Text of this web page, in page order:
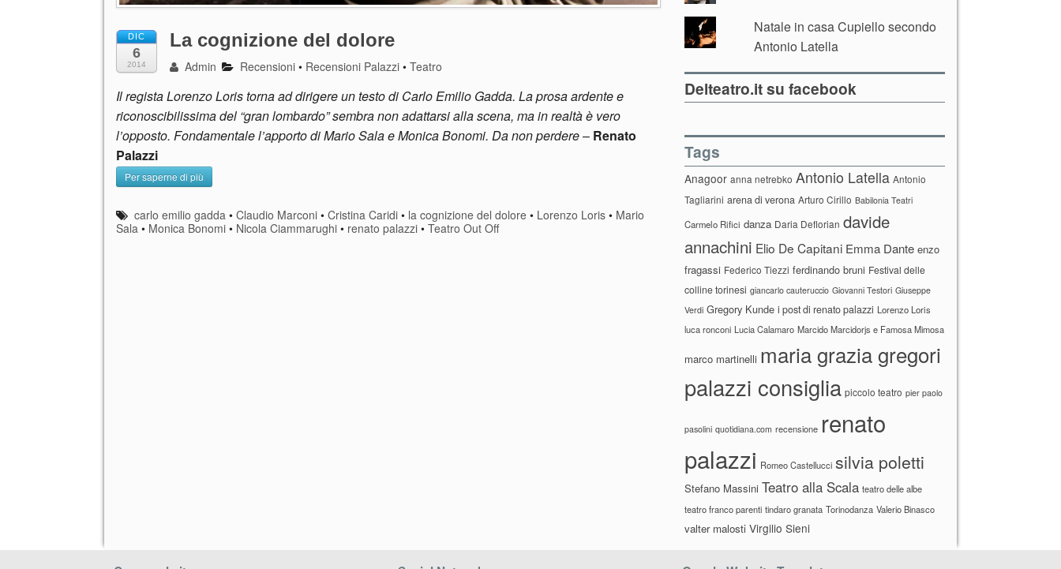
DIC
6
2014
La cognizione del dolore
Admin Recensioni • Recensioni Palazzi •Teatro
Il regista Lorenzo Loris torna ad dirigere un testo di Carlo Emilio Gadda. La prosa ardente e
riconoscibilissima del “gran lombardo” sembra non adattarsi alla scena, ma in realtà è vero
l’opposto. Fondamentale l’apporto di Mario Sala e Monica Bonomi. Da non perdere– Renato
Palazzi
Per saperne di più
carlo emilio gadda •Claudio Marconi •Cristina Caridi • la cognizione del dolore • Lorenzo Loris • Mario
Sala • Monica Bonomi • Nicola Ciammarughi • renato palazzi • Teatro Out Off
Natale in casa Cupiello secondo
Antonio Latella
Delteatro.it su facebook
Tags
Anagoor anna netrebko Antonio Latella Antonio
Tagliarini arena di verona Arturo Cirillo Babilonia Teatri
Carmelo Rifici danza Daria Deflorian davide
annachini Elio De Capitani Emma Dante enzo
fragassi Federico Tiezzi ferdinando bruni Festival delle
colline torinesi giancarlo cauteruccio Giovanni Testori Giuseppe
Verdi Gregory Kunde i post di renato palazzi Lorenzo Loris
luca ronconi Lucia Calamaro Marcido Marcidorjs e Famosa Mimosa
marco martinelli maria grazia gregori
palazzi consiglia piccolo teatro pier paolo
pasolini quotidiana.com recensione renato
palazzi Romeo Castellucci silvia poletti
Stefano Massini Teatro alla Scala teatro delle albe
teatro franco parenti tindaro granata Torinodanza Valerio Binasco
valter malosti Virgilio Sieni